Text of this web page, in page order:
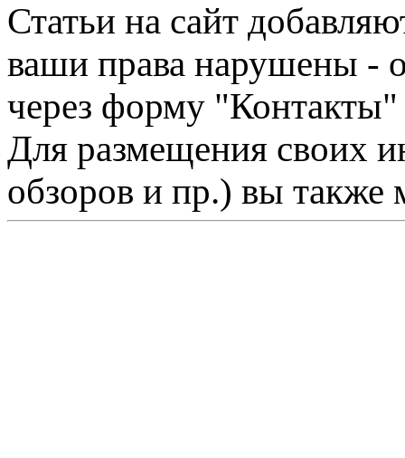
Статьи на сайт
ваши права нарушены -
через форму "Контакты"
Для размещения своих
обзоров и пр.) вы также